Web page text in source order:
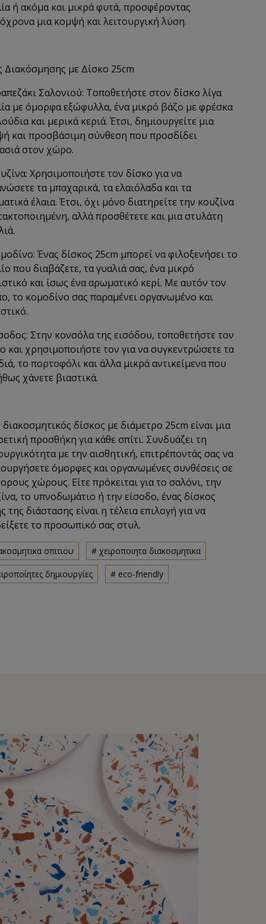
ή ακόμα και μικρά φυτά, προσφέροντας
μια κομψή και λειτουργική λύση.
Διακόσμησης με Δίσκο 25cm
Σαλονιού: Τοποθετήστε στον δίσκο λίγα
με όμορφα εξώφυλλα, ένα μικρό βάζο με φρέσκα
και μερικά κεριά. Έτσι, δημιουργείτε μια
και προσβάσιμη σύνθεση που προσδίδει
στον χώρο.
Χρησιμοποιήστε τον δίσκο για να
τα μπαχαρικά, τα ελαιόλαδα και τα
έλαια. Έτσι, όχι μόνο διατηρείτε την κουζίνα
αλλά προσθέτετε και μια στυλάτη
Ένας δίσκος 25cm μπορεί να φιλοξενήσει το
που διαβάζετε, τα γυαλιά σας, ένα μικρό
και ίσως ένα αρωματικό κερί. Με αυτόν τον
το κομοδίνο σας παραμένει οργανωμένο και
Στην κονσόλα της εισόδου, τοποθετήστε τον
και χρησιμοποιήστε τον για να συγκεντρώσετε τα
το πορτοφόλι και άλλα μικρά αντικείμενα που
χάνετε βιαστικά.
δίσκος με διάμετρο 25cm είναι μια
προσθήκη για κάθε σπίτι. Συνδυάζει τη
με την αισθητική, επιτρέποντάς σας να
όμορφες και οργανωμένες συνθέσεις σε
χώρους. Είτε πρόκειται για το σαλόνι, την
το υπνοδωμάτιο ή την είσοδο, ένας δίσκος
της διάστασης είναι η τέλεια επιλογή για να
το προσωπικό σας στυλ.
σπιτιου # χειροποιητα διακοσμητικα
δημιουργίες # eco-friendly